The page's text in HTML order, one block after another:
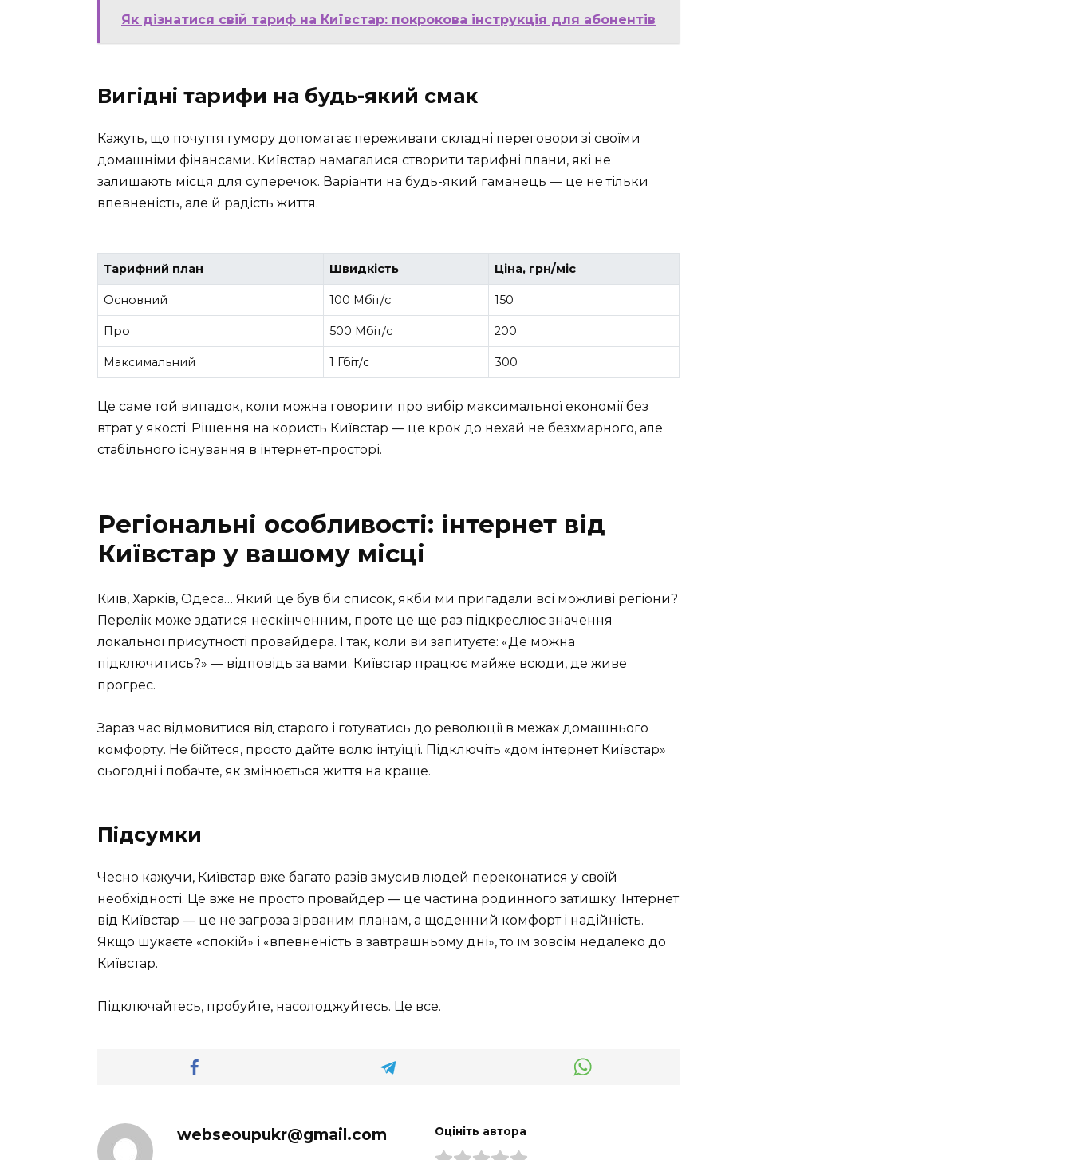
Як дізнатися свій тариф на Київстар: покрокова інструкція для абонентів
Вигідні тарифи на будь-який смак
Кажуть, що почуття гумору допомагає переживати складні переговори зі своїми
домашніми фінансами. Київстар намагалися створити тарифні плани, які не
залишають місця для суперечок. Варіанти на будь-який гаманець — це не тільки
впевненість, але й радість життя.
Тарифний план Швидкість Ціна, грн/міс
Основний 100 Мбіт/с 150
Про 500 Мбіт/с 200
Максимальний 1 Гбіт/с 300
Це саме той випадок, коли можна говорити про вибір максимальної економії без
втрат у якості. Рішення на користь Київстар — це крок до нехай не безхмарного, але
стабільного існування в інтернет-просторі.
Регіональні особливості: інтернет від
Київстар у вашому місці
Київ, Харків, Одеса… Який це був би список, якби ми пригадали всі можливі регіони?
Перелік може здатися нескінченним, проте це ще раз підкреслює значення
локальної присутності провайдера. І так, коли ви запитуєте: «Де можна
підключитись?» — відповідь за вами. Київстар працює майже всюди, де живе
прогрес.
Зараз час відмовитися від старого і готуватись до революції в межах домашнього
комфорту. Не бійтеся, просто дайте волю інтуїції. Підключіть «дом інтернет Київстар»
сьогодні і побачте, як змінюється життя на краще.
Підсумки
Чесно кажучи, Київстар вже багато разів змусив людей переконатися у своїй
необхідності. Це вже не просто провайдер — це частина родинного затишку. Інтернет
від Київстар — це не загроза зірваним планам, а щоденний комфорт і надійність.
Якщо шукаєте «спокій» і «впевненість в завтрашньому дні», то їм зовсім недалеко до
Київстар.
Підключайтесь, пробуйте, насолоджуйтесь. Це все.
webseoupukr@gmail.com Оцініть автора